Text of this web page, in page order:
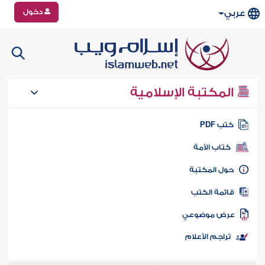
عربي دخول
المكتبة الإسلامية
كتب PDF
كتاب الأمة
المكتبة
الكتب
موضوعي